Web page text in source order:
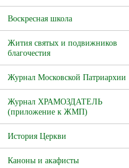
Воскресная школа
Жития святых и подвижников
благочестия
Журнал Московской Патриархии
Журнал ХРАМОЗДАТЕЛЬ
(приложение к ЖМП)
История Церкви
Каноны и акафисты